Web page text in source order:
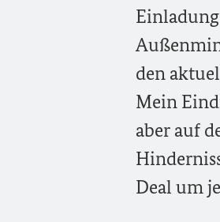
den
Mein
aber auf
Deal um